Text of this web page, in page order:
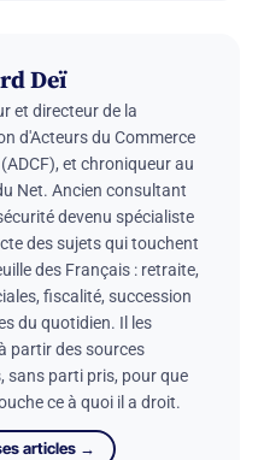
Deï
et directeur de la
d'Acteurs du Commerce
et chroniqueur au
Net. Ancien consultant
devenu spécialiste
des sujets qui touchent
des Français : retraite,
fiscalité, succession
du quotidien. Il les
partir des sources
sans parti pris, pour que
ce à quoi il a droit.
articles →